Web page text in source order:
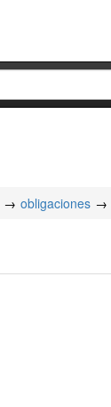
obligaciones